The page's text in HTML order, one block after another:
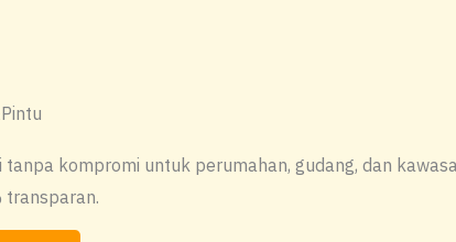
kompromi untuk perumahan, gudang, dan
transparan.